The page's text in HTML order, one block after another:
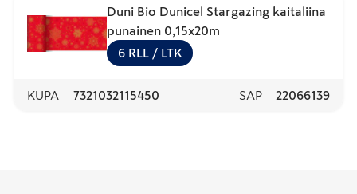
Duni Bio Dunicel Stargazing kaitaliina
punainen 0,15x20m
6 RLL / LTK
KUPA 7321032115450 SAP 22066139